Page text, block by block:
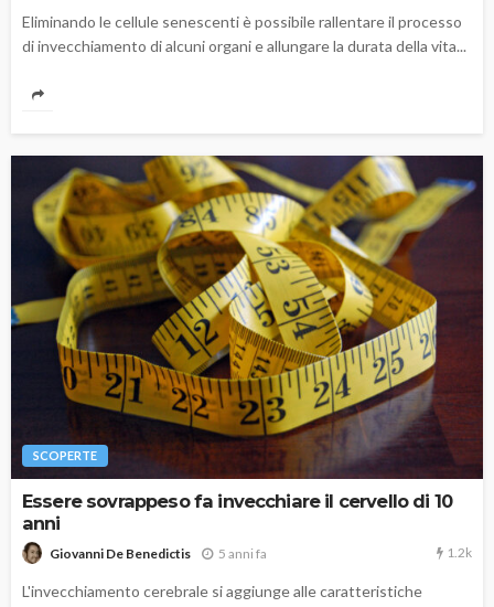
Eliminando le cellule senescenti è possibile rallentare il processo
di invecchiamento di alcuni organi e allungare la durata della vita...
SCOPERTE
Essere sovrappeso fa invecchiare il cervello di 10
anni
Giovanni De Benedictis 5 anni fa 1.2k
L'invecchiamento cerebrale si aggiunge alle caratteristiche